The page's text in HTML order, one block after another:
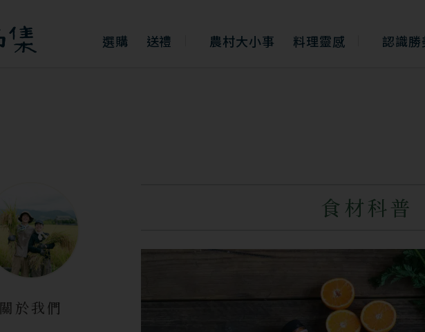
選購 送禮 農村大小事 料理靈感 認識勝
關於我們
食材科普